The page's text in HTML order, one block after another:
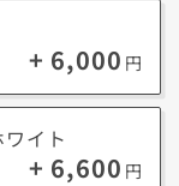
+ 6,000 円
イト
+ 6,600 円